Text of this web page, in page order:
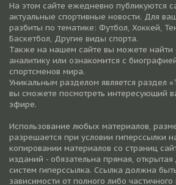
На этом сайте ежедневно публикуются
актуальные спортивные новости. Для
разбиты по тематике: Футбол, Хоккей,
Баскетбол, Другие виды спорта.
Также на нашем сайте вы можете найти
аналитику или ознакомится с
спортсменов мира.
Уникальным разделом является раздел
вы сможете посмотреть интересующий
эфире.
Использование любых материалов,
разрешается при условии гиперссылки
копировании материалов со страниц
изданий - обязательна прямая,
систем гиперссылка. Ссылка должна
зависимости от полного либо